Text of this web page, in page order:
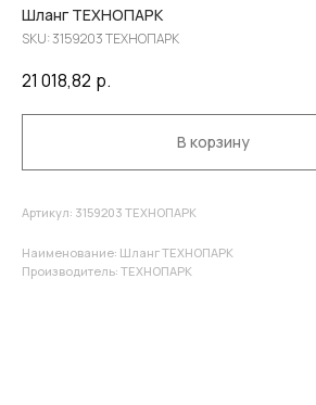
Шланг ТЕХНОПАРК
SKU:3159203 ТЕХНОПАРК
21 018,82 р.
В корзину
Артикул: 3159203 ТЕХНОПАРК
Наименование: Шланг ТЕХНОПАРК
Производитель: ТЕХНОПАРК